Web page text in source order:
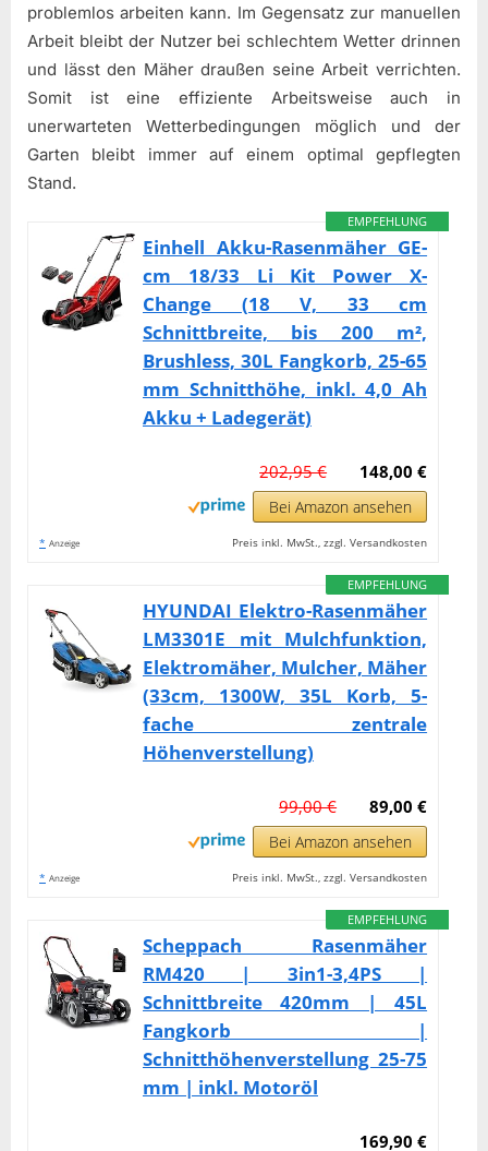
problemlos arbeiten kann. Im Gegensatz zur manuellen
Arbeit bleibt der Nutzer bei schlechtem Wetter drinnen
und lässt den Mäher draußen seine Arbeit verrichten.
Somit ist eine effiziente Arbeitsweise auch in
unerwarteten Wetterbedingungen möglich und der
Garten bleibt immer auf einem optimal gepflegten
Stand.
EMPFEHLUNG
Einhell Akku-Rasenmäher GE-
cm 18/33 Li Kit Power X-
Change (18 V, 33 cm
Schnittbreite, bis 200 m²,
Brushless, 30L Fangkorb, 25-65
mm Schnitthöhe, inkl. 4,0 Ah
Akku + Ladegerät)
148,00 €
202,95 €
Bei Amazon ansehen
* Anzeige Preis inkl. MwSt., zzgl. Versandkosten
EMPFEHLUNG
HYUNDAI Elektro-Rasenmäher
LM3301E mit Mulchfunktion,
Elektromäher, Mulcher, Mäher
(33cm, 1300W, 35L Korb, 5-
fache zentrale
Höhenverstellung)
89,00 €
99,00 €
Bei Amazon ansehen
* Anzeige Preis inkl. MwSt., zzgl. Versandkosten
EMPFEHLUNG
Scheppach Rasenmäher
RM420 | 3in1-3,4PS |
Schnittbreite 420mm | 45L
Fangkorb |
Schnitthöhenverstellung 25-75
mm | inkl. Motoröl
169,90 €